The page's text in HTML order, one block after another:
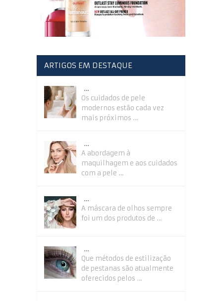
ARTIGOS EM DESTAQUE
…
Os cuidados de pele
modernos estão cada vez
mais próximos …
…
A abordagem à
maquilhagem e aos cuidados
com a pele …
…
A máscara de olhos sempre
foi um dos produtos de …
…
Que métodos de estilização
de pestanas são atualmente
oferecidos pelos …